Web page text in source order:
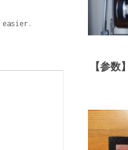
easier.
【参数】